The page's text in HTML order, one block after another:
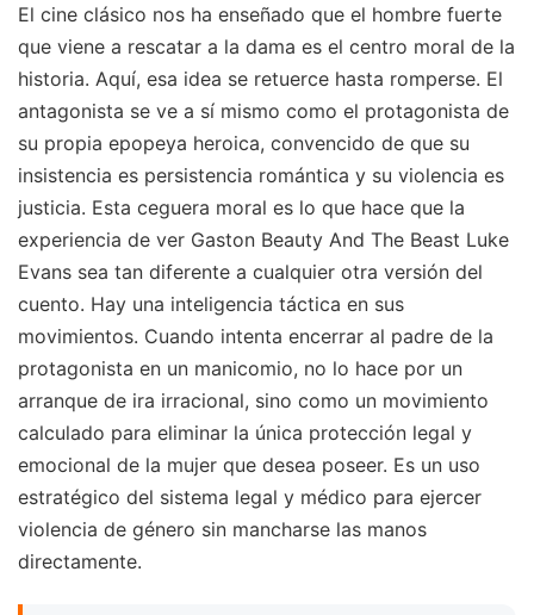
El cine clásico nos ha enseñado que el hombre fuerte
que viene a rescatar a la dama es el centro moral de la
historia. Aquí, esa idea se retuerce hasta romperse. El
antagonista se ve a sí mismo como el protagonista de
su propia epopeya heroica, convencido de que su
insistencia es persistencia romántica y su violencia es
justicia. Esta ceguera moral es lo que hace que la
experiencia de ver Gaston Beauty And The Beast Luke
Evans sea tan diferente a cualquier otra versión del
cuento. Hay una inteligencia táctica en sus
movimientos. Cuando intenta encerrar al padre de la
protagonista en un manicomio, no lo hace por un
arranque de ira irracional, sino como un movimiento
calculado para eliminar la única protección legal y
emocional de la mujer que desea poseer. Es un uso
estratégico del sistema legal y médico para ejercer
violencia de género sin mancharse las manos
directamente.